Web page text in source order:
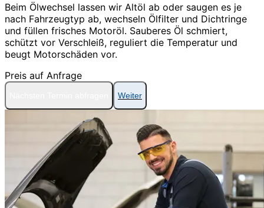
Beim Ölwechsel lassen wir Altöl ab oder saugen es je
nach Fahrzeugtyp ab, wechseln Ölfilter und Dichtringe
und füllen frisches Motoröl. Sauberes Öl schmiert,
schützt vor Verschleiß, reguliert die Temperatur und
beugt Motorschäden vor.
Preis auf Anfrage
Weiter